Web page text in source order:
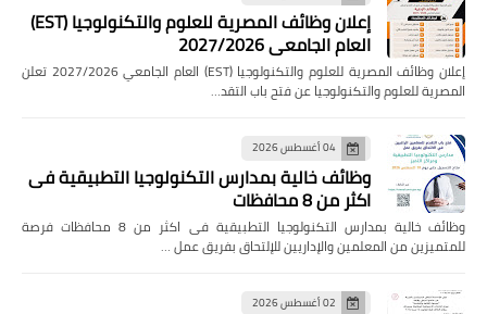
إعلان وظائف المصرية للعلوم والتكنولوجيا (EST)
العام الجامعي 2027/2026
إعلان وظائف المصرية للعلوم والتكنولوجيا (EST) العام الجامعي 2027/2026 تعلن
المصرية للعلوم والتكنولوجيا عن فتح باب التقد…
04 أغسطس 2026
وظائف خالية بمدارس التكنولوجيا التطبيقية فى
اكثر من 8 محافظات
وظائف خالية بمدارس التكنولوجيا التطبيقية فى اكثر من 8 محافظات فرصة
للمتميزين من المعلمين والإداريين للإلتحاق بفريق عمل …
02 أغسطس 2026